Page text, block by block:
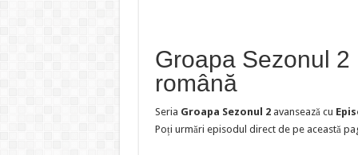
Groapa Sezonul
română
Seria Groapa Sezonul 2avansează cu
Poți urmări episodul direct de pe această